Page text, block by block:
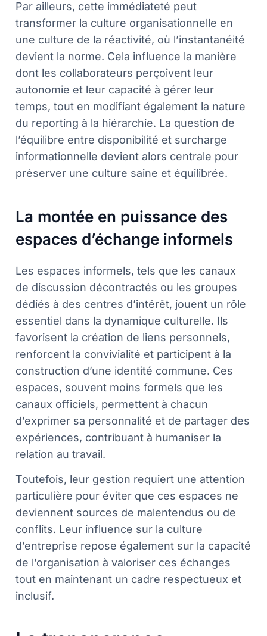
Par ailleurs, cette immédiateté peut
transformer la culture organisationnelle en
une culture de la réactivité, où l’instantanéité
devient la norme. Cela influence la manière
dont les collaborateurs perçoivent leur
autonomie et leur capacité à gérer leur
temps, tout en modifiant également la nature
du reporting à la hiérarchie. La question de
l’équilibre entre disponibilité et surcharge
informationnelle devient alors centrale pour
préserver une culture saine et équilibrée.
La montée en puissance des
espaces d’échange informels
Les espaces informels, tels que les canaux
de discussion décontractés ou les groupes
dédiés à des centres d’intérêt, jouent un rôle
essentiel dans la dynamique culturelle. Ils
favorisent la création de liens personnels,
renforcent la convivialité et participent à la
construction d’une identité commune. Ces
espaces, souvent moins formels que les
canaux officiels, permettent à chacun
d’exprimer sa personnalité et de partager des
expériences, contribuant à humaniser la
relation au travail.
Toutefois, leur gestion requiert une attention
particulière pour éviter que ces espaces ne
deviennent sources de malentendus ou de
conflits. Leur influence sur la culture
d’entreprise repose également sur la capacité
de l’organisation à valoriser ces échanges
tout en maintenant un cadre respectueux et
inclusif.